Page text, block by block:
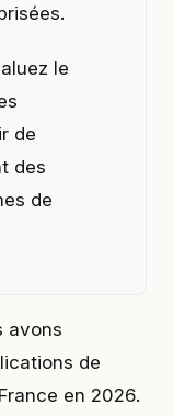
le
de
des
de
avons
de
en 2026.